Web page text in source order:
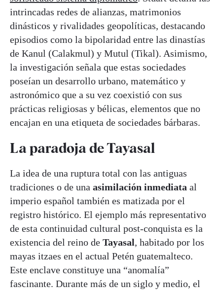
intrincadas redes de alianzas, matrimonios
dinásticos y rivalidades geopolíticas, destacando
episodios como la bipolaridad entre las dinastías
de Kanul (Calakmul) y Mutul (Tikal). Asimismo,
la investigación señala que estas sociedades
poseían un desarrollo urbano, matemático y
astronómico que a su vez coexistió con sus
prácticas religiosas y bélicas, elementos que no
encajan en una etiqueta de sociedades bárbaras.
La paradoja de Tayasal
La idea de una ruptura total con las antiguas
tradiciones o de una asimilación inmediata al
imperio español también es matizada por el
registro histórico. El ejemplo más representativo
de esta continuidad cultural post-conquista es la
existencia del reino de Tayasal, habitado por los
mayas itzaes en el actual Petén guatemalteco.
Este enclave constituye una “anomalía”
fascinante. Durante más de un siglo y medio, el